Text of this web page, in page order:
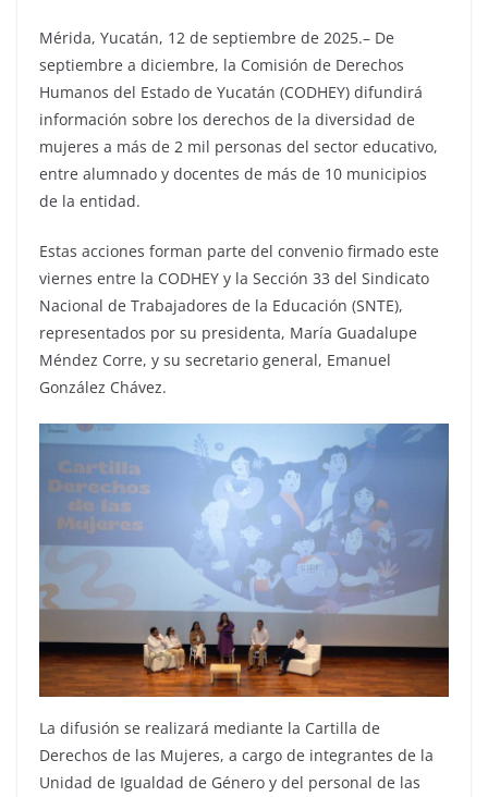
Mérida, Yucatán, 12 de septiembre de 2025.– De
septiembre a diciembre, la Comisión de Derechos
Humanos del Estado de Yucatán (CODHEY) difundirá
información sobre los derechos de la diversidad de
mujeres a más de 2 mil personas del sector educativo,
entre alumnado y docentes de más de 10 municipios
de la entidad.
Estas acciones forman parte del convenio firmado este
viernes entre la CODHEY y la Sección 33 del Sindicato
Nacional de Trabajadores de la Educación (SNTE),
representados por su presidenta, María Guadalupe
Méndez Corre, y su secretario general, Emanuel
González Chávez.
La difusión se realizará mediante la Cartilla de
Derechos de las Mujeres, a cargo de integrantes de la
Unidad de Igualdad de Género y del personal de las